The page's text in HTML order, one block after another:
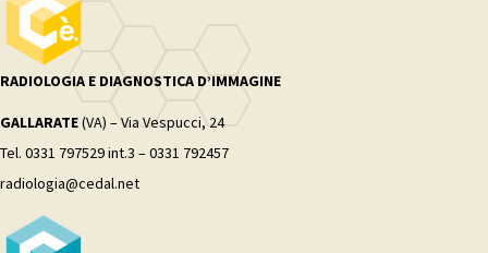
RADIOLOGIA E DIAGNOSTICA D’IMMAGINE
GALLARATE(VA) – Via Vespucci, 24
Tel. 0331 797529 int.3 – 0331 792457
radiologia@cedal.net